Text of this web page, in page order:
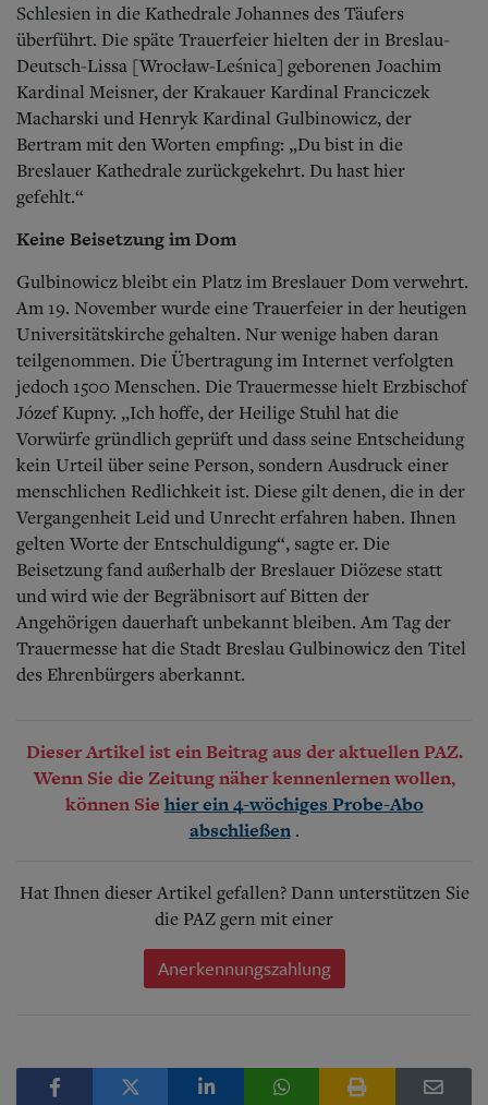
Schlesien in die Kathedrale Johannes des Täufers
überführt. Die späte Trauerfeier hielten der in Breslau-
Deutsch-Lissa [Wrocław-Leśnica] geborenen Joachim
Kardinal Meisner, der Krakauer Kardinal Franciczek
Macharski und Henryk Kardinal Gulbinowicz, der
Bertram mit den Worten empfing: „Du bist in die
Breslauer Kathedrale zurückgekehrt. Du hast hier
gefehlt.“
Keine Beisetzung im Dom
Gulbinowicz bleibt ein Platz im Breslauer Dom verwehrt.
Am 19. November wurde eine Trauerfeier in der heutigen
Universitätskirche gehalten. Nur wenige haben daran
teilgenommen. Die Übertragung im Internet verfolgten
jedoch 1500 Menschen. Die Trauermesse hielt Erzbischof
Józef Kupny. „Ich hoffe, der Heilige Stuhl hat die
Vorwürfe gründlich geprüft und dass seine Entscheidung
kein Urteil über seine Person, sondern Ausdruck einer
menschlichen Redlichkeit ist. Diese gilt denen, die in der
Vergangenheit Leid und Unrecht erfahren haben. Ihnen
gelten Worte der Entschuldigung“, sagte er. Die
Beisetzung fand außerhalb der Breslauer Diözese statt
und wird wie der Begräbnisort auf Bitten der
Angehörigen dauerhaft unbekannt bleiben. Am Tag der
Trauermesse hat die Stadt Breslau Gulbinowicz den Titel
des Ehrenbürgers aberkannt.
Dieser Artikel ist ein Beitrag aus der aktuellen PAZ.
Wenn Sie die Zeitung näher kennenlernen wollen,
können Sie hier ein 4-wöchiges Probe-Abo
abschließen .
Hat Ihnen dieser Artikel gefallen? Dann unterstützen Sie
die PAZ gern mit einer
Anerkennungszahlung